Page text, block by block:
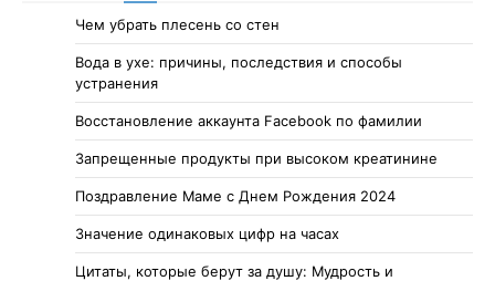
Чем убрать плесень со стен
Вода в ухе: причины, последствия и способы
устранения
Восстановление аккаунта Facebook по фамилии
Запрещенные продукты при высоком креатинине
Поздравление Маме с Днем Рождения 2024
Значение одинаковых цифр на часах
Цитаты, которые берут за душу: Мудрость и